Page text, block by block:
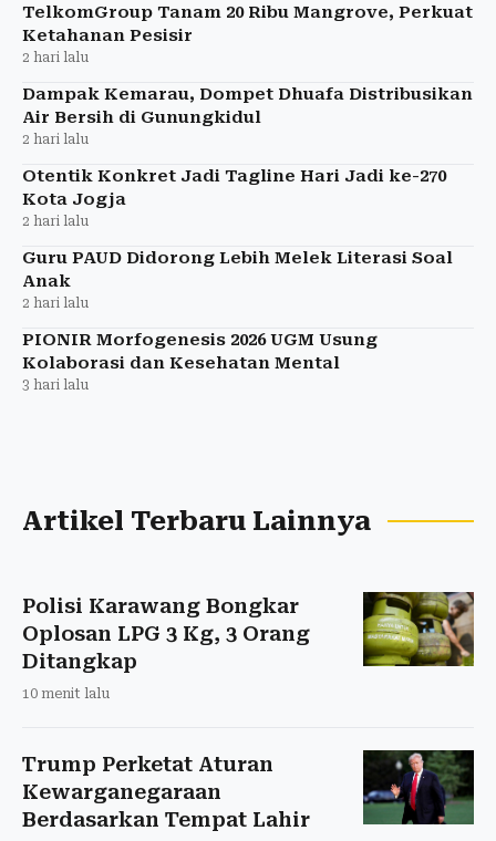
TelkomGroup Tanam 20 Ribu Mangrove, Perkuat
Ketahanan Pesisir
2 hari lalu
Dampak Kemarau, Dompet Dhuafa Distribusikan
Air Bersih di Gunungkidul
2 hari lalu
Otentik Konkret Jadi Tagline Hari Jadi ke-270
Kota Jogja
2 hari lalu
Guru PAUD Didorong Lebih Melek Literasi Soal
Anak
2 hari lalu
PIONIR Morfogenesis 2026 UGM Usung
Kolaborasi dan Kesehatan Mental
3 hari lalu
Artikel Terbaru Lainnya
Polisi Karawang Bongkar
Oplosan LPG 3 Kg, 3 Orang
Ditangkap
10 menit lalu
Trump Perketat Aturan
Kewarganegaraan
Berdasarkan Tempat Lahir